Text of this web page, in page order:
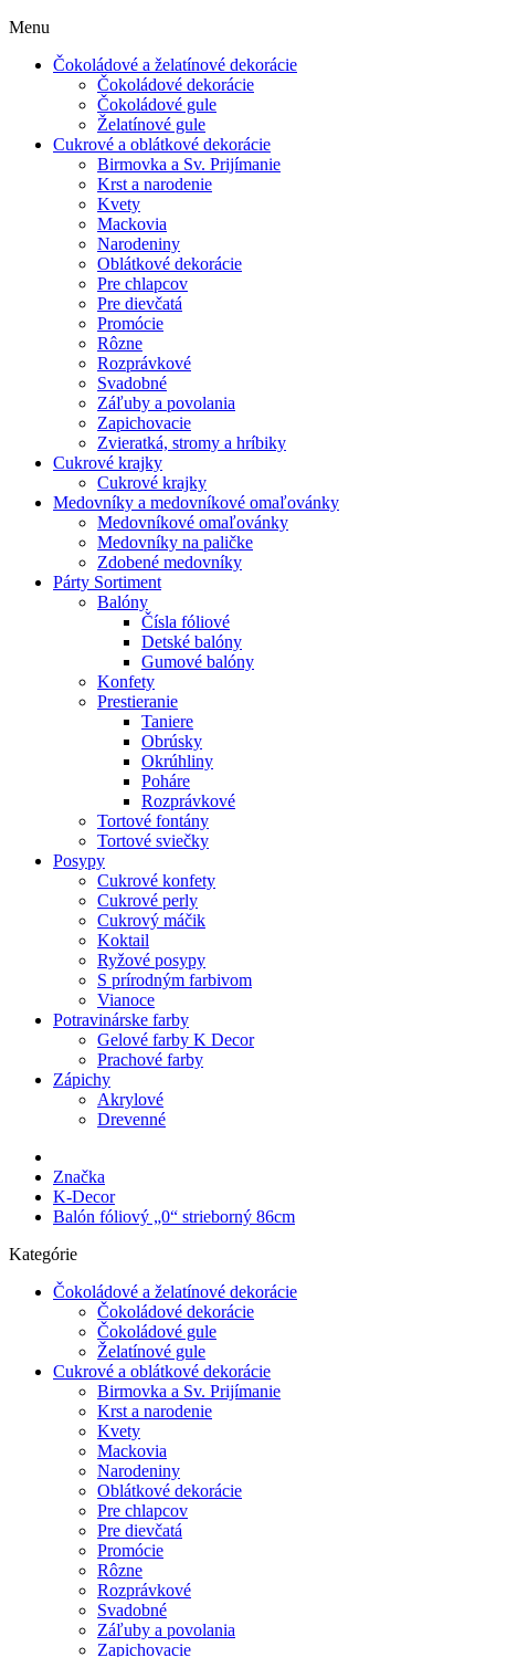
Menu
Čokoládové a želatínové dekorácie
Čokoládové dekorácie
Čokoládové gule
Želatínové gule
Cukrové a oblátkové dekorácie
Birmovka a Sv. Prijímanie
Krst a narodenie
Kvety
Mackovia
Narodeniny
Oblátkové dekorácie
Pre chlapcov
Pre dievčatá
Promócie
Rôzne
Rozprávkové
Svadobné
Záľuby a povolania
Zapichovacie
Zvieratká, stromy a hríbiky
Cukrové krajky
Cukrové krajky
Medovníky a medovníkové omaľovánky
Medovníkové omaľovánky
Medovníky na paličke
Zdobené medovníky
Párty Sortiment
Balóny
Čísla fóliové
Detské balóny
Gumové balóny
Konfety
Prestieranie
Taniere
Obrúsky
Okrúhliny
Poháre
Rozprávkové
Tortové fontány
Tortové sviečky
Posypy
Cukrové konfety
Cukrové perly
Cukrový máčik
Koktail
Ryžové posypy
S prírodným farbivom
Vianoce
Potravinárske farby
Gelové farby K Decor
Prachové farby
Zápichy
Akrylové
Drevenné
Značka
K-Decor
Balón fóliový „0“ strieborný 86cm
Kategórie
Čokoládové a želatínové dekorácie
Čokoládové dekorácie
Čokoládové gule
Želatínové gule
Cukrové a oblátkové dekorácie
Birmovka a Sv. Prijímanie
Krst a narodenie
Kvety
Mackovia
Narodeniny
Oblátkové dekorácie
Pre chlapcov
Pre dievčatá
Promócie
Rôzne
Rozprávkové
Svadobné
Záľuby a povolania
Zapichovacie